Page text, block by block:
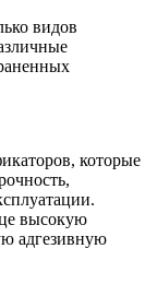
видов
которые
высокую
адгезивную